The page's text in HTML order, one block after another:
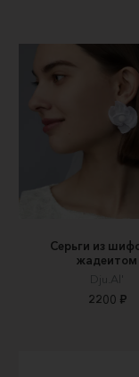
Серьги из
жадеитом
Dju.Al'
2200 ₽